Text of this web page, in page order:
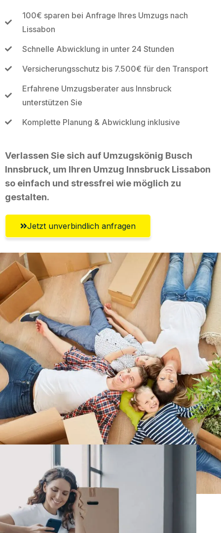
100€ sparen bei Anfrage Ihres Umzugs nach
Lissabon
Schnelle Abwicklung in unter 24 Stunden
Versicherungsschutz bis 7.500€ für den Transport
Erfahrene Umzugsberater aus Innsbruck
unterstützen Sie
Komplette Planung & Abwicklung inklusive
Verlassen Sie sich auf Umzugskönig Busch
Innsbruck, um Ihren Umzug Innsbruck Lissabon
so einfach und stressfrei wie möglich zu
gestalten.
Jetzt unverbindlich anfragen